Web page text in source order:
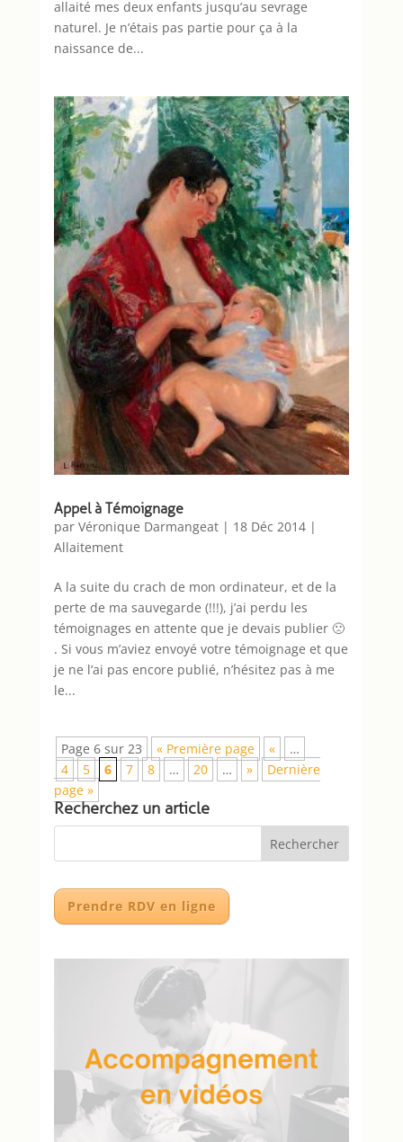
allaité mes deux enfants jusqu’au sevrage
naturel. Je n’étais pas partie pour ça à la
naissance de...
Appel à Témoignage
par Véronique Darmangeat| 18 Déc 2014|
Allaitement
A la suite du crach de mon ordinateur, et de la
perte de ma sauvegarde (!!!), j’ai perdu les
témoignages en attente que je devais publier 🙁
. Si vous m’aviez envoyé votre témoignage et que
je ne l’ai pas encore publié, n’hésitez pas à me
le...
Page 6 sur 23 « Première page «
…
4
5 6 7 8 … 20 … »
Dernière
page »
Recherchez un article
Prendre RDV en ligne